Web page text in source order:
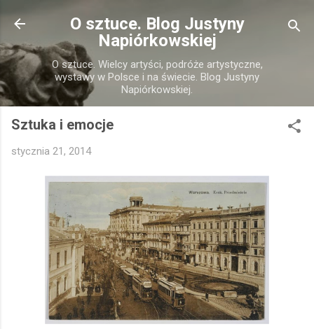
Przejdź do głównej zawartości
O sztuce. Blog Justyny
Napiórkowskiej
O sztuce. Wielcy artyści, podróże artystyczne,
wystawy w Polsce i na świecie. Blog Justyny
Napiórkowskiej.
Sztuka i emocje
stycznia 21, 2014